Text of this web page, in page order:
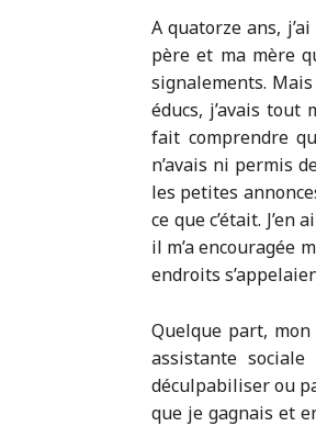
A quatorze ans,
père et ma mère
signalements.
éducs, j’avais tout
fait comprendre
n’avais ni permis
les petites
ce que c’était.
il m’a encouragée
endroits
Quelque part,
assistante
déculpabiliser ou
que je gagnais et